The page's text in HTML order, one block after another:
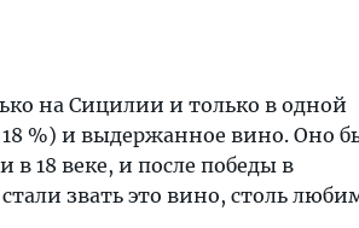
на Сицилии и только в одной
%) и выдержанное вино. Оно
в 18 веке, и после победы в
звать это вино, столь